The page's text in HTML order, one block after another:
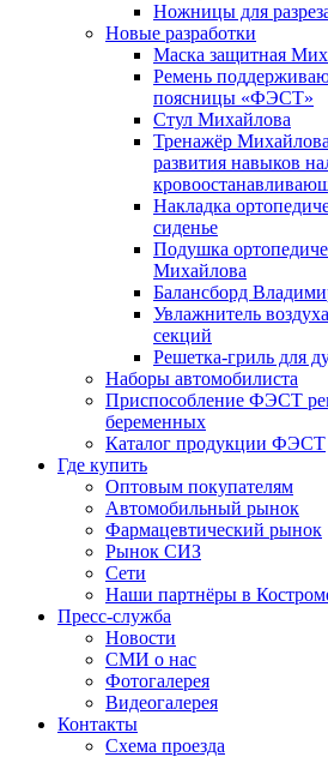
Ножницы для
Новые разработки
Маска защитная
Ремень
поясницы «ФЭСТ»
Стул Михайлова
Тренажёр
развития навыков
Накладка
сиденье
Подушка
Михайлова
Балансборд
Увлажнитель
секций
Решетка-гриль для
Наборы автомобилиста
Приспособление ФЭСТ
беременных
Каталог продукции ФЭСТ
Где купить
Оптовым покупателям
Автомобильный рынок
Фармацевтический рынок
Рынок СИЗ
Сети
Наши партнёры в
Пресс-служба
Новости
СМИ о нас
Фотогалерея
Видеогалерея
Контакты
Схема проезда